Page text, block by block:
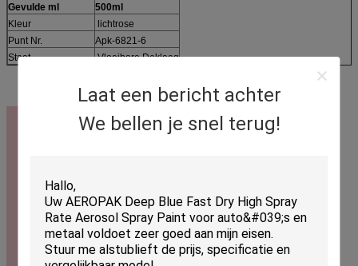
Laat een bericht achter
We bellen je snel terug!
Gevulde ml
500ml
Kleur
lichtrose
Punt Nr.
Apk-6821-6
Staat
Vloeibare Deklaag